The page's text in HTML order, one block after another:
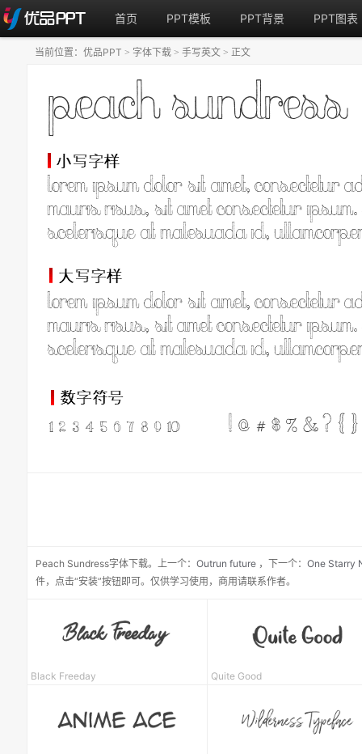
首页 PPT模板 PPT背景 PPT图表
Peach Sundress字体下载。 上一个： Outrun future ， 下一个： One Starry
件，点击“安装”按钮即可。仅供学习使用，商用请联系作者。
当前位置： 优品PPT > 字体下载 > 手写英文 > 正文
Black Freeday Quite Good